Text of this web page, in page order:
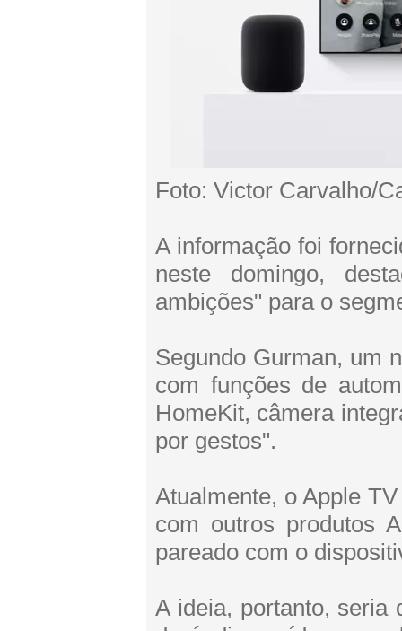
Foto: Victor Carvalho/
A informação foi
neste domingo,
ambições" para o
Segundo Gurman, um
com funções de
HomeKit, câmera
por gestos".
Atualmente, o Apple
com outros produtos
pareado com o
A ideia, portanto, seria